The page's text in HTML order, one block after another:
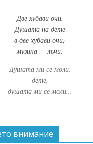
Две хубави очи.
Душата на дете
в две хубави очи;
музика — лъчи.
Душата ми се моли,
дете,
душата ми се моли...
внимание